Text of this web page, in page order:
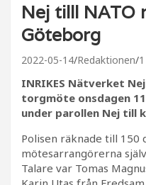
Nej tilll NATO
Göteborg
2022-05-14 Redaktionen
INRIKES Nätverket
torgmöte onsdagen
under parollen Nej till
Polisen räknade till 150
mötesarrangörerna
Talare var Tomas